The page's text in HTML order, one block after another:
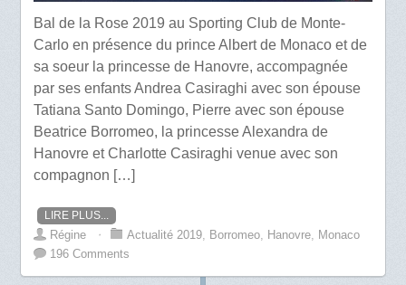
Bal de la Rose 2019 au Sporting Club de Monte-
Carlo en présence du prince Albert de Monaco et de
sa soeur la princesse de Hanovre, accompagnée
par ses enfants Andrea Casiraghi avec son épouse
Tatiana Santo Domingo, Pierre avec son épouse
Beatrice Borromeo, la princesse Alexandra de
Hanovre et Charlotte Casiraghi venue avec son
compagnon […]
LIRE PLUS...
Régine ⋅ Actualité 2019, Borromeo, Hanovre, Monaco
196 Comments